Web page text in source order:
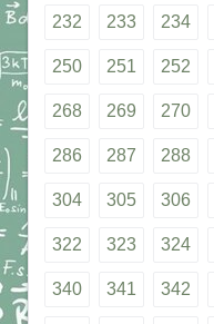
232 233 234
250 251 252
268 269 270
286 287 288
304 305 306
322 323 324
340 341 342